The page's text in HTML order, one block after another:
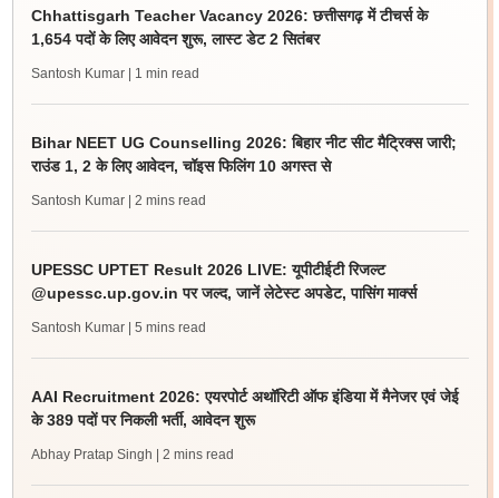
Chhattisgarh Teacher Vacancy 2026: छत्तीसगढ़ में टीचर्स के
1,654 पदों के लिए आवेदन शुरू, लास्ट डेट 2 सितंबर
Santosh Kumar | 1 min read
Bihar NEET UG Counselling 2026: बिहार नीट सीट मैट्रिक्स जारी;
राउंड 1, 2 के लिए आवेदन, चॉइस फिलिंग 10 अगस्त से
Santosh Kumar | 2 mins read
UPESSC UPTET Result 2026 LIVE: यूपीटीईटी रिजल्ट
@upessc.up.gov.in पर जल्द, जानें लेटेस्ट अपडेट, पासिंग मार्क्स
Santosh Kumar | 5 mins read
AAI Recruitment 2026: एयरपोर्ट अथॉरिटी ऑफ इंडिया में मैनेजर एवं जेई
के 389 पदों पर निकली भर्ती, आवेदन शुरू
Abhay Pratap Singh | 2 mins read